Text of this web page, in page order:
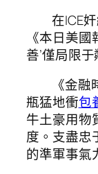
在ICE
《本日美
善’僅局限
《金
瓶猛地衝包
牛土豪用物
度。支盡忠
的準軍事氣